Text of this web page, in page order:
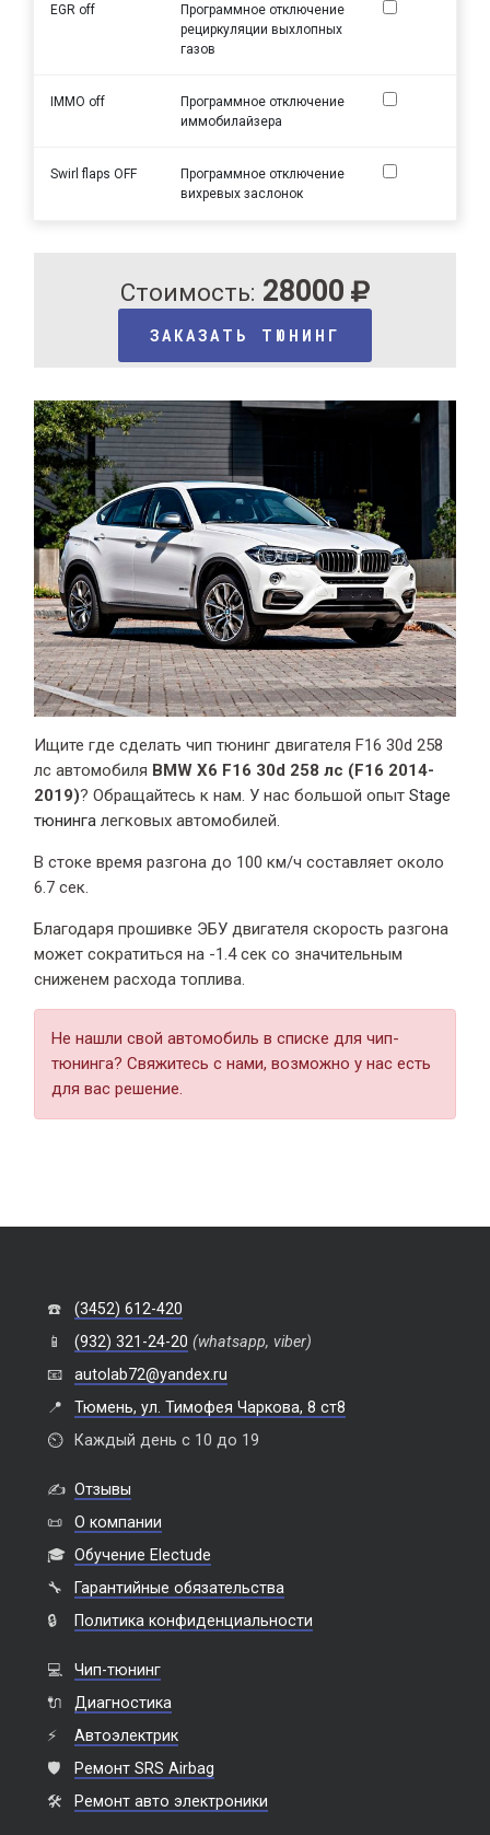
EGR off
Программное отключение
рециркуляции выхлопных
газов
IMMO off
Программное отключение
иммобилайзера
Swirl flaps OFF
Программное отключение
вихревых заслонок
Стоимость: 28000
ЗАКАЗАТЬ ТЮНИНГ
Ищите где сделать чип тюнинг двигателя F16 30d 258
лс автомобиля BMW X6 F16 30d 258 лс (F16 2014-
2019)? Обращайтесь к нам. У нас большой опытStage
тюнинга легковых автомобилей.
В стоке время разгонадо 100 км/ч составляет около
6.7 сек.
Благодаря прошивке ЭБУ двигателя скорость разгона
может сократиться на -1.4 сек со значительным
сниженем расхода топлива.
Не нашли свой автомобиль в списке для чип-
тюнинга? Свяжитесь с нами, возможно у нас есть
для вас решение.
☎️
(3452) 612-420
📱
(932) 321-24-20 (whatsapp, viber)
📧
autolab72@yandex.ru
📍
Тюмень, ул. Тимофея Чаркова, 8 ст8
⏲️
Каждый день с 10 до 19
✍️ Отзывы
📜
О компании
🎓 Обучение Electude
🔧
Гарантийные обязательства
🔒
Политика конфиденциальности
💻
Чип-тюнинг
🔌
Диагностика
⚡
Автоэлектрик
🛡️
Ремонт SRS Airbag
🛠️
Ремонт авто электроники